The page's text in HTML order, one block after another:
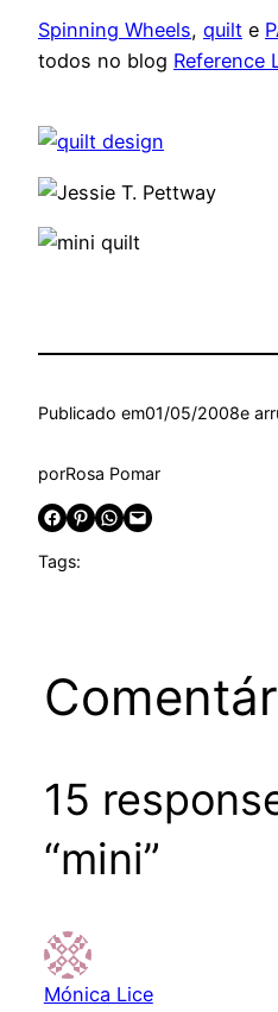
Spinning Wheels, quilt e
todos no blog Reference
Publicado em01/05/2008e
porRosa Pomar
Share on Facebook Share on Pinterest Share on WhatsApp Email this Page
Tags:
15
“mini”
Mónica Lice